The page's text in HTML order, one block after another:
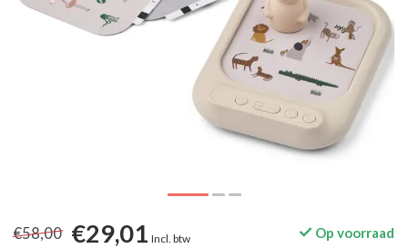
€58,00 €29,01 Incl. btw Op voorraad